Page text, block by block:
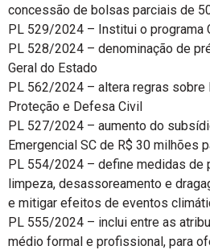
concessão de bolsas parciais de
PL 529/2024 – Institui o programa
PL 528/2024 – denominação de
Geral do Estado
PL 562/2024 – altera regras sobre
Proteção e Defesa Civil
PL 527/2024 – aumento do
Emergencial SC de R$ 30 milhões
PL 554/2024 – define medidas de
limpeza, desassoreamento e
e mitigar efeitos de eventos
PL 555/2024 – inclui entre as
médio formal e profissional, para